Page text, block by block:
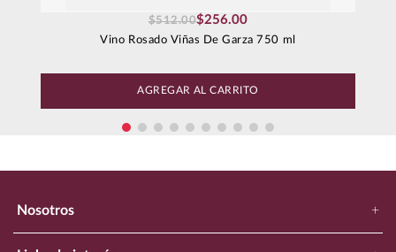
$256.00
$512.00
Vino Rosado Viñas De Garza 750 ml
AGREGAR AL CARRITO
Nosotros +
Nuestra Empresa